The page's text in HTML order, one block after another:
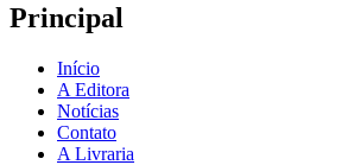
Principal
Início
A Editora
Notícias
Contato
A Livraria